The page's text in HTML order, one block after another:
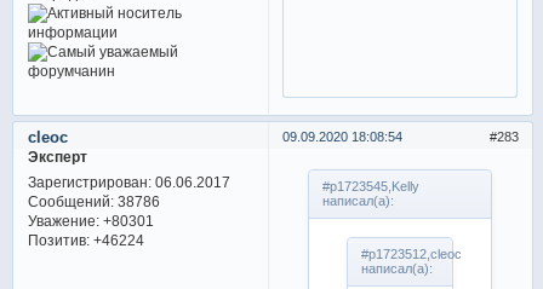
283
09.09.2020 18:08:54
cleoc
Эксперт
Зарегистрирован: 06.06.2017
Сообщений:38786
Уважение: +80301
Позитив: +46224
#p1723545,Kelly
написал(а):
#p1723512,cleoc
написал(а):